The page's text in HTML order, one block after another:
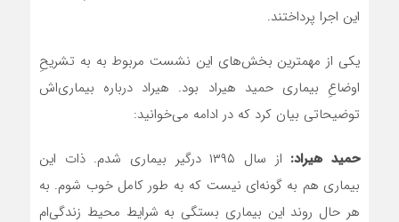
این اجرا پرداختند.
یکی از مهمترین بخش‌های این نشست مربوط به به تشریحِ
اوضاعِ بیماری حمید هیراد بود. هیراد درباره بیماری‌اش
توضیحاتی بیان کرد که در ادامه می‌خوانید:
حمید هیراد:
از سال ۱۳۹۵ درگیر بیماری شدم. ذات این
بیماری هم به گونه‌ای نیست که به طور کامل خوب شوم. به
هر حال روند این بیماری بستگی به شرایط محیط زندگی‌ام